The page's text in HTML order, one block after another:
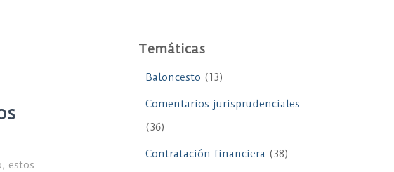
estos
Temáticas
Baloncesto (13)
Comentarios jurisprudenciales
(36)
Contratación financiera (38)